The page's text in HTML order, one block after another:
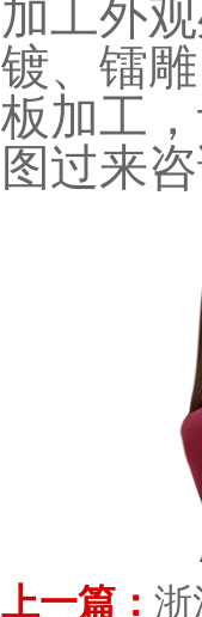
加工外
镀、镭
板加工
图过来
上一篇： 浙